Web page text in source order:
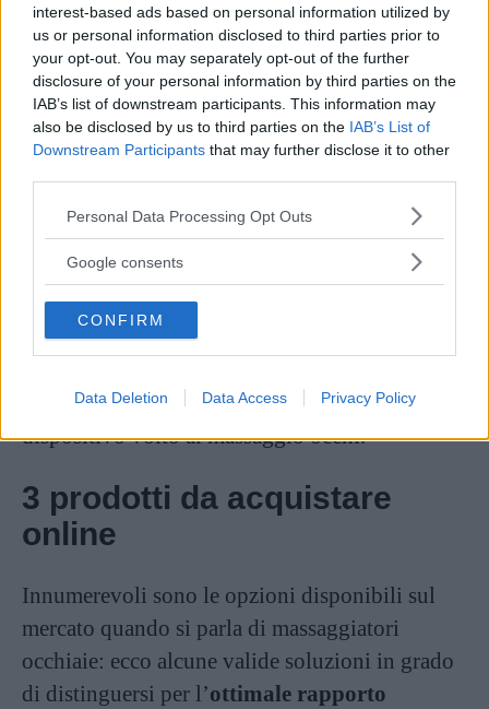
interest-based ads based on personal information utilized by
us or personal information disclosed to third parties prior to
your opt-out. You may separately opt-out of the further
disclosure of your personal information by third parties on the
IAB’s list of downstream participants. This information may
also be disclosed by us to third parties on the IAB’s List of
Downstream Participants that may further disclose it to other
Please note that this website/app uses one or more Google
not limited to your visit or usage behaviour. You may click to
use your data for below specified purposes in below Google
consent section.
Personal Data Processing Opt Outs
Google consents
CONFIRM
Data Deletion Data Access Privacy Policy
Continua a leggere dopo la pubblicità
Occorre infatti evitarlo in presenza di lesioni
cutanee o irritazioni, questo poiché il contatto
con lapelle danneggiatapotrebbe causare
disagio e peggiorare la condizione già in essere.
Il massaggiatore per le occhiaie non dovrebbe
altresì essere utilizzato in presenza di
problematiche oculari gravi, ove è
professionista prima di utilizzare qualsiasi
dispositivo volto al massaggio occhi.
3 prodotti da acquistare
online
Innumerevoli sono le opzioni disponibili sul
mercato quando si parla di massaggiatori
occhiaie: ecco alcune valide soluzioni in grado
di distinguersi per l’ottimale rapporto